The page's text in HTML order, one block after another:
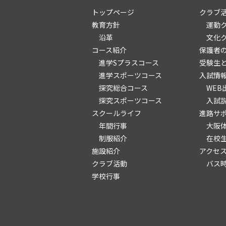
トップページ
教育方針
沿革
コース紹介
進学Sプラスコース
進学スポーツコース
探究総合コース
探究スポーツコース
スクールライフ
年間行事
制服紹介
施設紹介
クラブ活動
学校行事
クラブ
運動
文化
保護者
受験生
入試情
WEB
入試
進路サ
大阪
在校
アクセ
バス